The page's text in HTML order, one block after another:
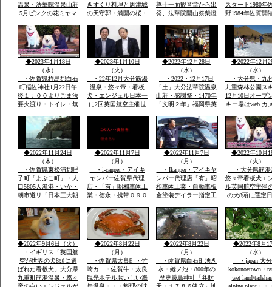
温泉・法華院温泉山荘
5月ピンクの花ミヤマ
山赤ピンク色に染ま
る・九重森林公園スキ
ー場ママと遊べる子供
専用広場・名物天空の
花火
きずくり料理と唐津城
の天守郭・満開の桜・
お刺身は・伊勢エビ・
ヒラメ・鯛・アワビ・
海老・身が動いた刺
身・焼き物・おいしか
つた
尊十一面観音堂から出
発、法華院開山祭柴燈
ました全国からの登山
者の無事安寧を祈願す
る天気よく多数参加さ
れました
スタート1980年
野1984年佐賀開
1984年世界大
◆2023年1月18日
（水）
・佐賀県杵島郡白石
町稲佐神社1月22日午
後１：００よりごま法
要火渡り・トイレ・無
大分県九重森林公園ス
キー場・日本一夢大吊
橋・ラムサール湿原坊
がつる・九州最高所天
然温泉法華院
◆2023年1月10日
（火）
・22年12月大分筋湯
温泉・悠々帝・看板
犬・エンジェル日本一
に2回英国航空主催世
ｓ://chinanews.jp・中
国経済新聞web版日本
載
◆2022年12月28日
（水）
・2022・12月17日
「土」大分法華院温泉
山荘・感謝祭・1470年
「文明２年」福岡県英
「現」弘蔵岳久・自然
を守り・九州最高所天
然温泉・場内には観音
堂も・国立公園ラムサ
ール湿原内
◆2022年12月
（水）
・大分県・九
九重森林公園ス
12月10日オープ
キー場はweb カ
岡市からスキー
バスＯＫ・JR
豊後森駅前・高
インターバス停
す
◆2022年11月24日
（木）
・佐賀県東松浦郡呼
子町「よぶこ町」・人
口5805人漁港・いか・
朝市道リ「日本三大朝
よ映画寅次郎子守歌撮
影場所・綱引き・近く
に名護屋城・豊臣秀
吉・１００名城選定・
柱状節理玄武岩
◆2022年11月7日
（月）
・i-canper・アイキ
ヤンパー佐賀県代理
店・「有」昭和車体工
業・徳永・携帯０９０
８・展示場に軽・普・
大型車にキヤンパー商
品実装展示アルミハシ
ゴで登り見て・広さ寝
てみてOK
◆2022年11月7日
（月）
・Ikanper・アイキヤ
ンパー代理店「有」昭
和車体工業・自動車板
金塗装デイラー指定工
普・大型車実車・テン
ト実商品大展示展示場
有・説明等あれば?携
帯090-2086-2858・徳
永
◆2022年10月
（火）
・大分県筋湯
悠々帝看板犬エ
ル英国航空主催
の犬8頭に選定
選定・日本政府
ロンドン事務所
で通知・日本語
世界の8頭が大
誕生です
◆2022年9月6日（火）
・イギリス「英国航
空が世界の犬8頭に選
ばれた看板犬」大分県
九重町筋湯温泉・悠々
◆2022年8月22日
（月）
・佐賀県太良町・竹
崎カニ・佐賀牛・太良
観光ホテルおいしい海
◆2022年8月22日
（月）
・佐賀県白石町湧き
水・縫ノ池・800年の
歴史厳島神社「弁財
◆2022年8月
（水）
・japan 大
kokonoetown・
wet land/